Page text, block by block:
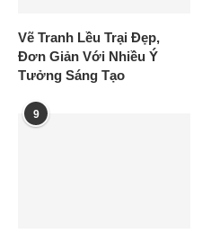
Vẽ Tranh Lều Trại Đẹp,
Đơn Giản Với Nhiều Ý
Tưởng Sáng Tạo
9